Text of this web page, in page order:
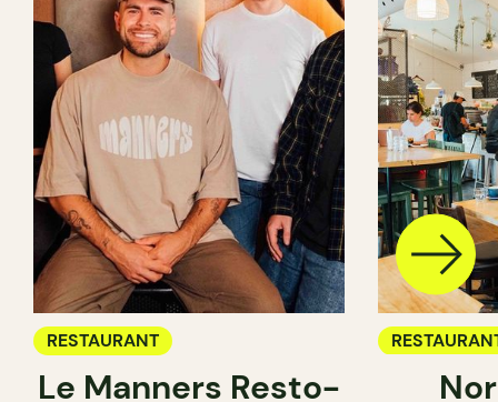
RESTAURANT
Le Manners Resto-